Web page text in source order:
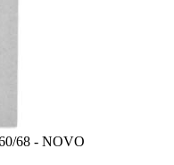
68 - NOVO